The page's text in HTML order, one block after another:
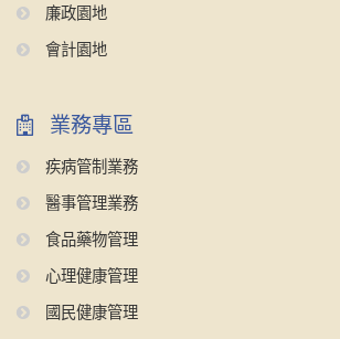
廉政園地
會計園地
業務專區
疾病管制業務
醫事管理業務
食品藥物管理
心理健康管理
國民健康管理